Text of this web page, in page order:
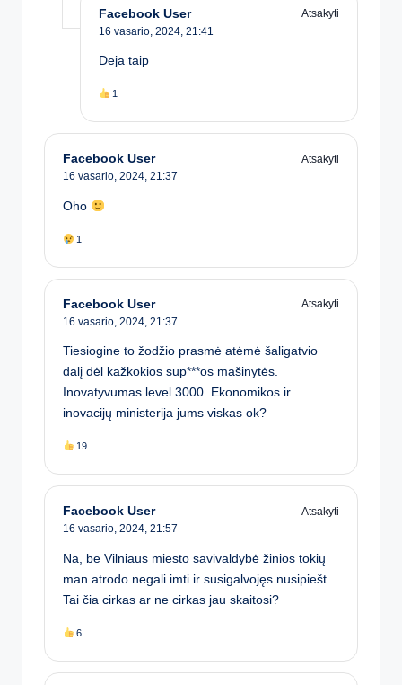
Facebook User
Atsakyti
16 vasario, 2024, 21:41
Deja taip
1
Facebook User
Atsakyti
16 vasario, 2024, 21:37
Oho
1
Facebook User
Atsakyti
16 vasario, 2024, 21:37
Tiesiogine to žodžio prasmė atėmė šaligatvio
dalį dėl kažkokios sup***os mašinytės.
Inovatyvumas level 3000. Ekonomikos ir
inovacijų ministerija jums viskas ok?
19
Facebook User
Atsakyti
16 vasario, 2024, 21:57
Na, be Vilniaus miesto savivaldybė žinios tokių
man atrodo negali imti ir susigalvojęs nusipiešt.
Tai čia cirkas ar ne cirkas jau skaitosi?
6